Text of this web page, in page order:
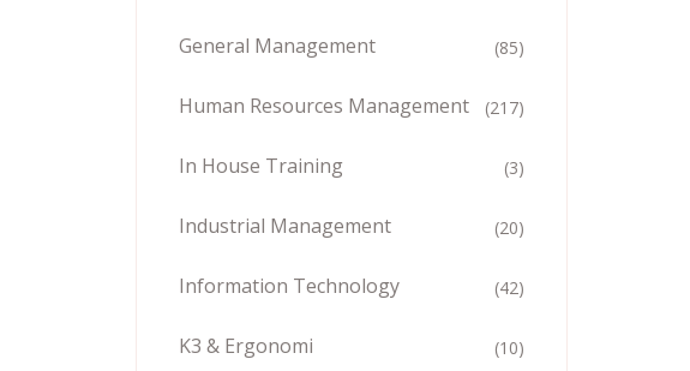
General Management (85)
Human Resources Management (217)
In House Training (3)
Industrial Management (20)
Information Technology (42)
K3 & Ergonomi (10)